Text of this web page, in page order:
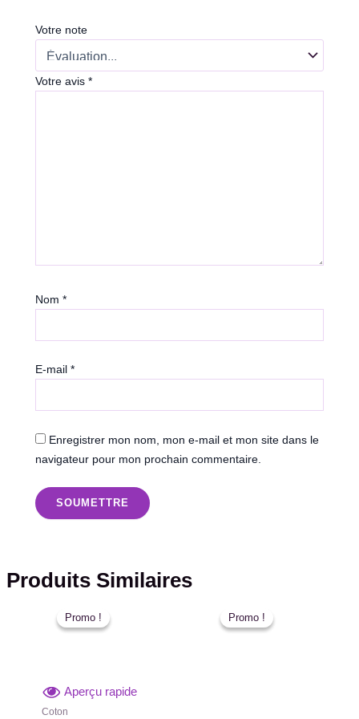
Votre note
Votre avis*
Nom*
E-mail*
Enregistrer mon nom, mon e-mail et mon site dans le
navigateur pour mon prochain commentaire.
Produits Similaires
Promo !
Promo !
Aperçu rapide
Coton
prix
initial
Promo !
Promo !prix
initial